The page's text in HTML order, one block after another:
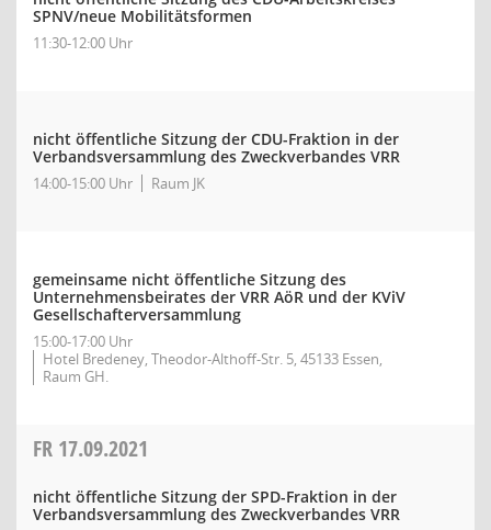
SPNV/neue Mobilitätsformen
11:30-12:00 Uhr
nicht öffentliche Sitzung der CDU-Fraktion in der
Verbandsversammlung des Zweckverbandes VRR
14:00-15:00 Uhr Raum JK
gemeinsame nicht öffentliche Sitzung des
Unternehmensbeirates der VRR AöR und der KViV
Gesellschafterversammlung
15:00-17:00 Uhr
Hotel Bredeney, Theodor-Althoff-Str. 5, 45133 Essen,
Raum GH.
FR 17.09.2021
nicht öffentliche Sitzung der SPD-Fraktion in der
Verbandsversammlung des Zweckverbandes VRR